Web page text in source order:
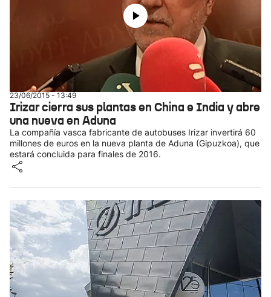
23/06/2015 - 13:49
Irizar cierra sus plantas en China e India y abre
una nueva en Aduna
La compañía vasca fabricante de autobuses Irizar invertirá 60
millones de euros en la nueva planta de Aduna (Gipuzkoa), que
estará concluida para finales de 2016.